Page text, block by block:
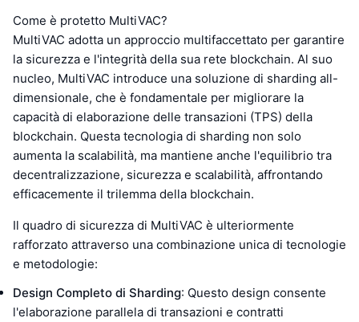
Come è protetto MultiVAC?
MultiVAC adotta un approccio multifaccettato per garantire
la sicurezza e l'integrità della sua rete blockchain. Al suo
nucleo, MultiVAC introduce una soluzione di sharding all-
dimensionale, che è fondamentale per migliorare la
capacità di elaborazione delle transazioni (TPS) della
blockchain. Questa tecnologia di sharding non solo
aumenta la scalabilità, ma mantiene anche l'equilibrio tra
decentralizzazione, sicurezza e scalabilità, affrontando
efficacemente il trilemma della blockchain.
Il quadro di sicurezza di MultiVAC è ulteriormente
rafforzato attraverso una combinazione unica di tecnologie
e metodologie:
Design Completo di Sharding: Questo design consente
l'elaborazione parallela di transazioni e contratti